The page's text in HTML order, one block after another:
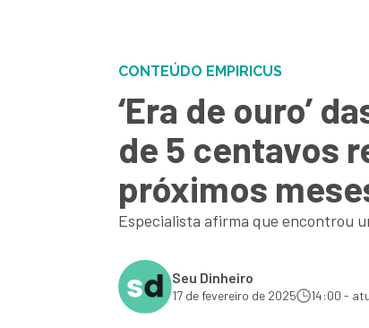
CONTEÚDO EMPIRICUS
‘Era de ouro’
de 5 centavos
próximos
Especialista afirma que encontrou
Seu Dinheiro
17 de fevereiro de 2025 14:00 -